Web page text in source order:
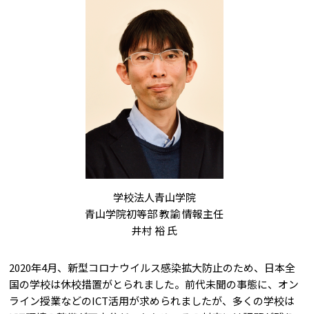
学校法人青山学院
青山学院初等部 教諭 情報主任
井村 裕 氏
2020年4月、新型コロナウイルス感染拡大防止のため、日本全
国の学校は休校措置がとられました。前代未聞の事態に、オン
ライン授業などのICT活用が求められましたが、多くの学校は